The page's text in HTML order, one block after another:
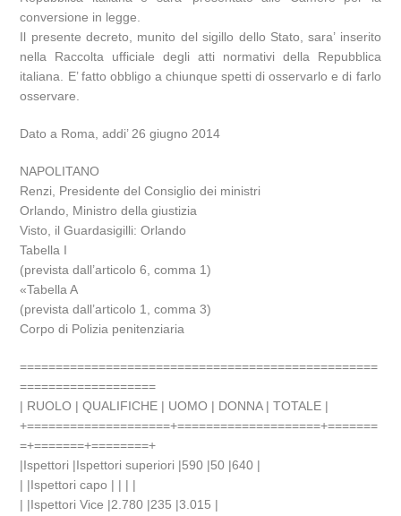
conversione in legge.
Il presente decreto, munito del sigillo dello Stato, sara’ inserito
nella Raccolta ufficiale degli atti normativi della Repubblica
italiana. E’ fatto obbligo a chiunque spetti di osservarlo e di farlo
osservare.
Dato a Roma, addi’ 26 giugno 2014
NAPOLITANO
Renzi, Presidente del Consiglio dei ministri
Orlando, Ministro della giustizia
Visto, il Guardasigilli: Orlando
Tabella I
(prevista dall’articolo 6, comma 1)
«Tabella A
(prevista dall’articolo 1, comma 3)
Corpo di Polizia penitenziaria
==================================================
===================
| RUOLO | QUALIFICHE | UOMO | DONNA | TOTALE |
+====================+====================+=======
=+=======+========+
|Ispettori |Ispettori superiori |590 |50 |640 |
| |Ispettori capo | | | |
| |Ispettori Vice |2.780 |235 |3.015 |